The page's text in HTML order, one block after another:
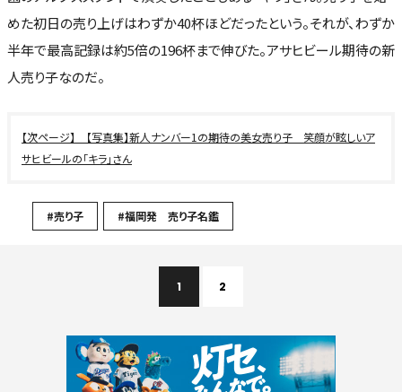
めた初日の売り上げはわずか40杯ほどだったという。それが、わずか
半年で最高記録は約5倍の196杯まで伸びた。アサヒビール期待の新
人売り子なのだ。
【写真集】新人ナンバー1の期待の美女売り子 笑顔が眩しいア
サヒビールの「キラ」さん
#売り子 #福岡発 売り子名鑑
1 2